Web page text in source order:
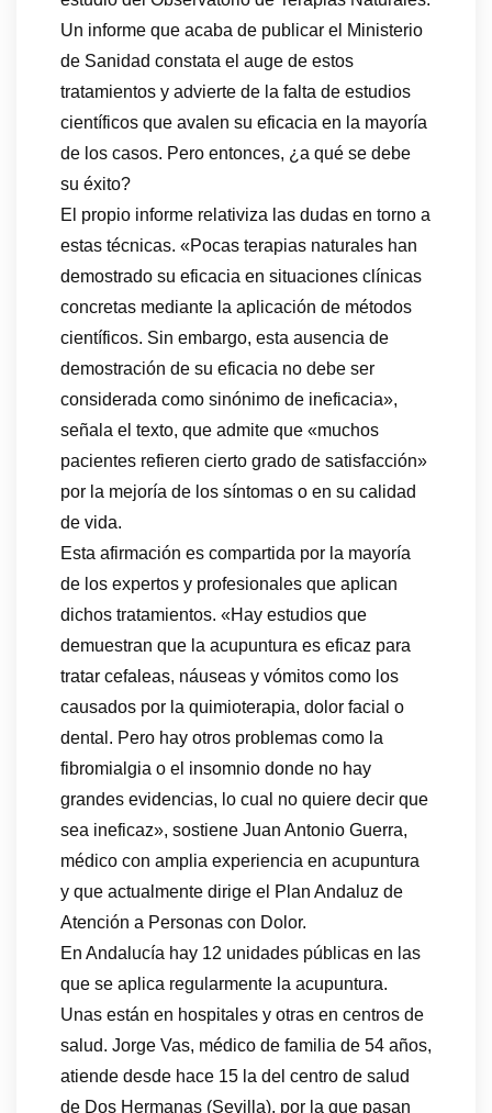
Un informe que acaba de publicar el Ministerio
de Sanidad constata el auge de estos
tratamientos y advierte de la falta de estudios
científicos que avalen su eficacia en la mayoría
de los casos. Pero entonces, ¿a qué se debe
su éxito?
El propio informe relativiza las dudas en torno a
estas técnicas. «Pocas terapias naturales han
demostrado su eficacia en situaciones clínicas
concretas mediante la aplicación de métodos
científicos. Sin embargo, esta ausencia de
demostración de su eficacia no debe ser
considerada como sinónimo de ineficacia»,
señala el texto, que admite que «muchos
pacientes refieren cierto grado de satisfacción»
por la mejoría de los síntomas o en su calidad
de vida.
Esta afirmación es compartida por la mayoría
de los expertos y profesionales que aplican
dichos tratamientos. «Hay estudios que
demuestran que la acupuntura es eficaz para
tratar cefaleas, náuseas y vómitos como los
causados por la quimioterapia, dolor facial o
dental. Pero hay otros problemas como la
fibromialgia o el insomnio donde no hay
grandes evidencias, lo cual no quiere decir que
sea ineficaz», sostiene Juan Antonio Guerra,
médico con amplia experiencia en acupuntura
y que actualmente dirige el Plan Andaluz de
Atención a Personas con Dolor.
En Andalucía hay 12 unidades públicas en las
que se aplica regularmente la acupuntura.
Unas están en hospitales y otras en centros de
salud. Jorge Vas, médico de familia de 54 años,
atiende desde hace 15 la del centro de salud
de Dos Hermanas (Sevilla), por la que pasan